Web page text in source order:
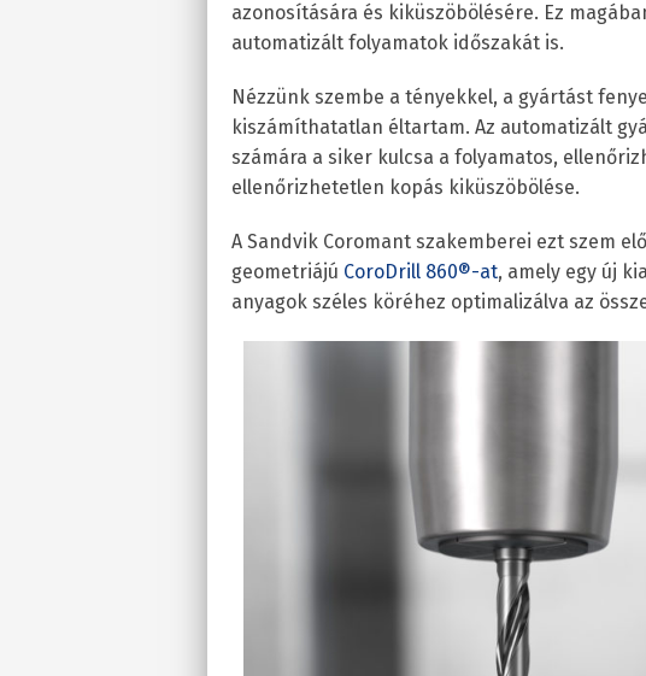
azonosítására és kiküszöbölésére. Ez
automatizált folyamatok időszakát is.
Nézzünk szembe a tényekkel, a gyártást
kiszámíthatatlan éltartam. Az automatizált
számára a siker kulcsa a folyamatos,
ellenőrizhetetlen kopás kiküszöbölése.
A Sandvik Coromant szakemberei ezt szem
geometriájú CoroDrill 860®-at, amely egy új
anyagok széles köréhez optimalizálva az